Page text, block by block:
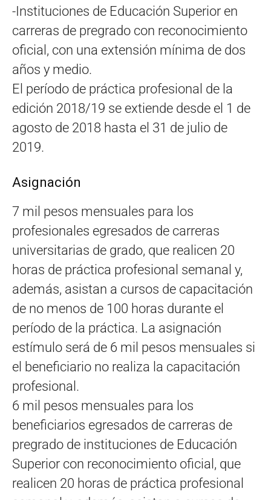
-Instituciones de Educación Superior en
carreras de pregrado con reconocimiento
oficial, con una extensión mínima de dos
años y medio.
El período de práctica profesional de la
edición 2018/19 se extiende desde el 1 de
agosto de 2018 hasta el 31 de julio de
2019.
Asignación
7 mil pesos mensuales para los
profesionales egresados de carreras
universitarias de grado, que realicen 20
horas de práctica profesional semanal y,
además, asistan a cursos de capacitación
de no menos de 100 horas durante el
período de la práctica. La asignación
estímulo será de 6 mil pesos mensuales si
el beneficiario no realiza la capacitación
profesional.
6 mil pesos mensuales para los
beneficiarios egresados de carreras de
pregrado de instituciones de Educación
Superior con reconocimiento oficial, que
realicen 20 horas de práctica profesional